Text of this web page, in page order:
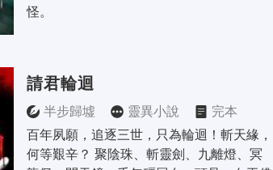
怪。
請君輪迴
半步歸墟 靈異小說
完本
百年夙願，追逐三世，只為輪迴！斬天緣，
何等艱辛？ 聚陰珠、斬靈劍、九離燈、冥